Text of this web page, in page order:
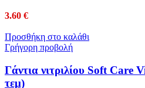
3.60 €
Προσθήκη στο καλάθι
Γρήγορη προβολή
Γάντια νιτριλίου Soft
τεμ)